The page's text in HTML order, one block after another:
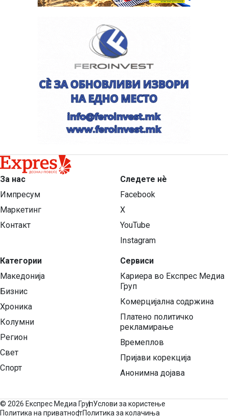
За нас
Импресум
Маркетинг
Контакт
Категории
Македонија
Бизнис
Хроника
Колумни
Регион
Свет
Спорт
Следете нѐ
Facebook
X
YouTube
Instagram
Сервиси
Кариера во Експрес Медиа
Груп
Комерцијална содржина
Платено политичко
рекламирање
Времеплов
Пријави корекција
Анонимна дојава
© 2026 Експрес Медиа ГрупУслови за користење
Политика на приватностПолитика за колачиња